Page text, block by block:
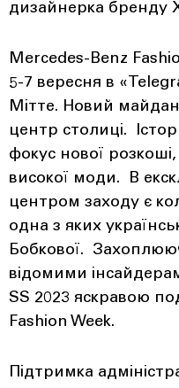
дизайнерка бренду
Mercedes-Benz
5-7 вересня в
Мітте. Новий
центр столиці.
фокус нової
високої моди. В
центром заходу є
одна з яких
Бобкової.
відомими
SS 2023 яскравою
Fashion Week.
Підтримка